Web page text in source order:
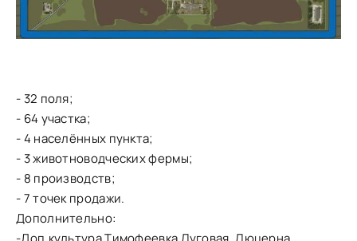
- 32 поля;
- 64 участка;
- 4 населённых пункта;
- 3 животноводческих фермы;
- 8 производств;
- 7 точек продажи.
Дополнительно: